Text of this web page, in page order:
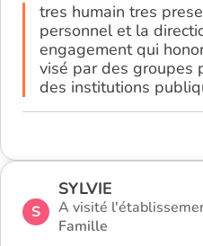
tres humain tres
personnel et la
engagement qui
visé par des groupes
des institutions
S
SYLVIE
A visité
Famille